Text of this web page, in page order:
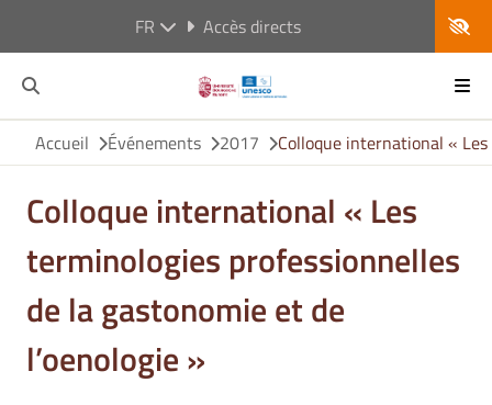
FR Accès directs
Accueil Événements 2017 Colloque international «
Colloque international « Les
terminologies professionnelles
de la gastonomie et de
l’oenologie »